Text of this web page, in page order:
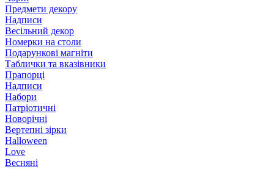
Предмети декору
Надписи
Весільний декор
Номерки на столи
Подарункові магніти
Таблички та вказівники
Прапорці
Надписи
Набори
Патріотичні
Новорічні
Вертепні зірки
Halloween
Love
Весняні